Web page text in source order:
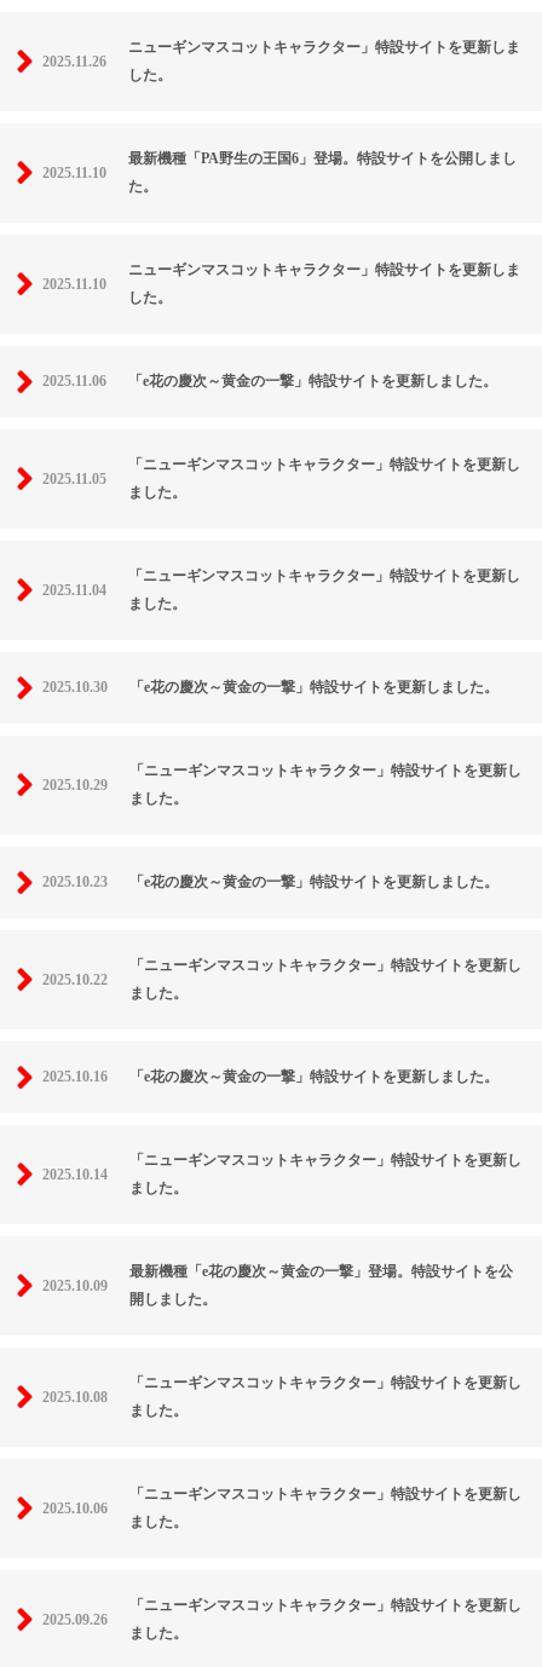
2025.11.26
ニューギンマスコットキャラクター」特設サイトを更新しま
した。
2025.11.10
最新機種「PA野生の王国6」登場。特設サイトを公開しまし
た。
2025.11.10
ニューギンマスコットキャラクター」特設サイトを更新しま
した。
2025.11.06 「e花の慶次～黄金の一撃」特設サイトを更新しました。
2025.11.05
「ニューギンマスコットキャラクター」特設サイトを更新し
ました。
2025.11.04
「ニューギンマスコットキャラクター」特設サイトを更新し
ました。
2025.10.30 「e花の慶次～黄金の一撃」特設サイトを更新しました。
2025.10.29
「ニューギンマスコットキャラクター」特設サイトを更新し
ました。
2025.10.23 「e花の慶次～黄金の一撃」特設サイトを更新しました。
2025.10.22
「ニューギンマスコットキャラクター」特設サイトを更新し
ました。
2025.10.16 「e花の慶次～黄金の一撃」特設サイトを更新しました。
2025.10.14
「ニューギンマスコットキャラクター」特設サイトを更新し
ました。
2025.10.09
最新機種「e花の慶次～黄金の一撃」登場。特設サイトを公
開しました。
2025.10.08
「ニューギンマスコットキャラクター」特設サイトを更新し
ました。
2025.10.06
「ニューギンマスコットキャラクター」特設サイトを更新し
ました。
2025.09.26
「ニューギンマスコットキャラクター」特設サイトを更新し
ました。